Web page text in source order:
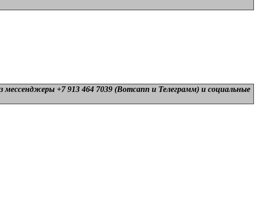
мессенджеры +7 913 464 7039 (Вотсапп и Телеграмм) и социальные